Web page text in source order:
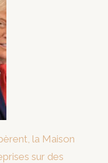
la Maison
sur des